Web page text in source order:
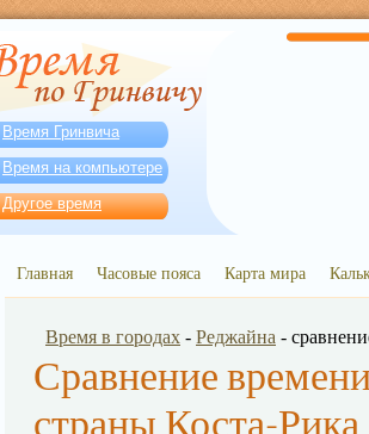
Время Гринвича
Время на компьютере
Другое время
Главная Часовые пояса Карта мира
Время в городах - Реджайна -
Сравнение
страны Коста-Рика